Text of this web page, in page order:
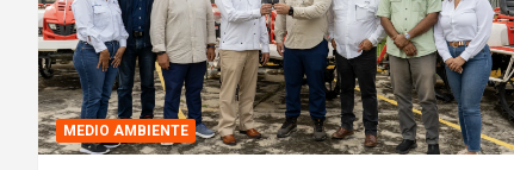
MEDIO AMBIENTE